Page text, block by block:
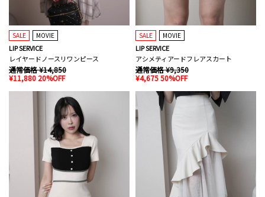
SALE MOVIE
LIP SERVICE
レイヤードノースリワンピース
通常価格 ¥14,850
¥11,880 20%OFF
SALE MOVIE
LIP SERVICE
アシメティアードフレアスカート
通常価格 ¥9,350
¥4,675 50%OFF